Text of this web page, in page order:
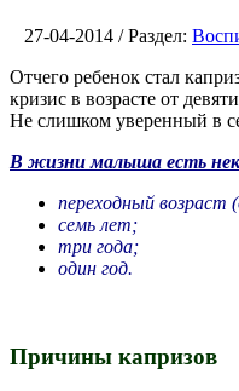
27-04-2014 / Раздел:
Отчего ребенок стал
кризис в возрасте от
Не слишком уверенный в
В жизни малыша есть
переходный
семь лет;
три года;
один год.
Причины капризов